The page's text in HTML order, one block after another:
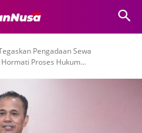
Pengadaan Sewa
Proses Hukum...